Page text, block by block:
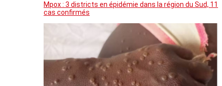
Mpox : 3 districts en épidémie dans la région du Sud, 11
cas confirmés